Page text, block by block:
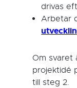
drivas
Arbetar
Om svaret
projektidé
till steg 2.